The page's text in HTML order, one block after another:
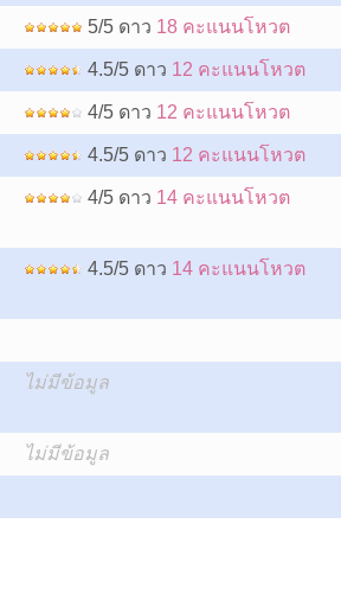
5/5 ดาว 18 คะแนนโหวต
4.5/5 ดาว 12 คะแนนโหวต
4/5 ดาว 12 คะแนนโหวต
4.5/5 ดาว 12 คะแนนโหวต
4/5 ดาว 14 คะแนนโหวต
4.5/5 ดาว 14 คะแนนโหวต
ไม่มีข้อมูล
ไม่มีข้อมูล